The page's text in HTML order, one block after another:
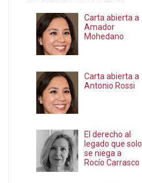
Carta abierta a
Amador
Mohedano
Carta abierta a
Antonio Rossi
El derecho al
legado que solo
se niega a
Rocío Carrasco